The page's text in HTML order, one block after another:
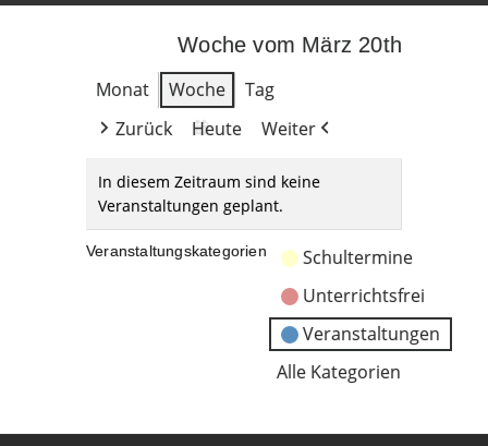
Woche vom März 20th
Monat
Woche
Tag
Zurück
Heute Weiter
In diesem Zeitraum sind keine
Veranstaltungen geplant.
Veranstaltungskategorien
Schultermine
Unterrichtsfrei
Veranstaltungen
Alle Kategorien